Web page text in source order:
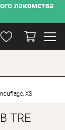
лакомства
XS
TRE